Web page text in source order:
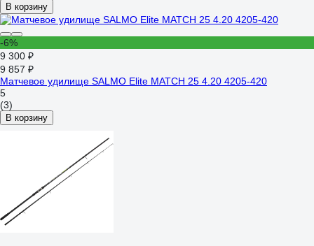
В корзину
-6%
9 300 ₽
9 857 ₽
Матчевое удилище SALMO Elite MATCH 25 4.20 4205-420
5
(3)
В корзину